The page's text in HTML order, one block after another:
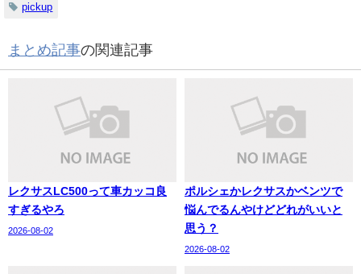
pickup
まとめ記事の関連記事
レクサスLC500って車カッコ良
すぎるやろ
2026-08-02
ポルシェかレクサスかベンツで
悩んでるんやけどどれがいいと
思う？
2026-08-02